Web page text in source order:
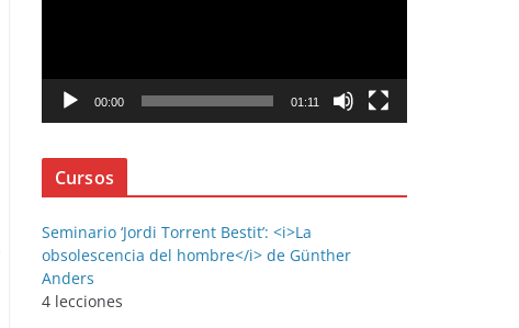
c
r
d
e
v
00:00 01:11
Cursos
Seminario ‘Jordi Torrent Bestit’: <i>La
obsolescencia del hombre</i> de Günther
Anders
4 lecciones